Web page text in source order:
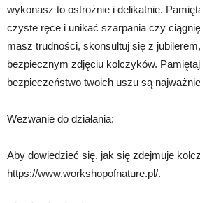
wykonasz to ostrożnie i delikatnie.
czyste ręce i unikać szarpania czy
masz trudności, skonsultuj się z
bezpiecznym zdjęciu kolczyków.
bezpieczeństwo twoich uszu są
Wezwanie do działania:
Aby dowiedzieć się, jak się zdejmuje
https://www.workshopofnature.pl/.